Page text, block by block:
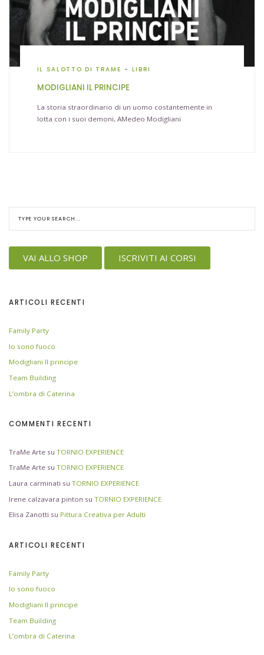
IL SALOTTO DI TRAME LIBRI
MODIGLIANI IL PRINCIPE
La storia straordinario di un uomo costantemente in
lotta con i suoi demoni, AMedeo Modigliani
VAI ALLO SHOP ISCRIVITI AI CORSI
ARTICOLI RECENTI
Family Party
Io sono fuoco
Modigliani Il principe
Team Building
L’ombra di Caterina
COMMENTI RECENTI
TraMe Arte su TORNIO EXPERIENCE
TraMe Arte su TORNIO EXPERIENCE
Laura carminati su TORNIO EXPERIENCE
Irene calzavara pinton su TORNIO EXPERIENCE
Elisa Zanotti su Pittura Creativa per Adulti
ARTICOLI RECENTI
Family Party
Io sono fuoco
Modigliani Il principe
Team Building
L’ombra di Caterina